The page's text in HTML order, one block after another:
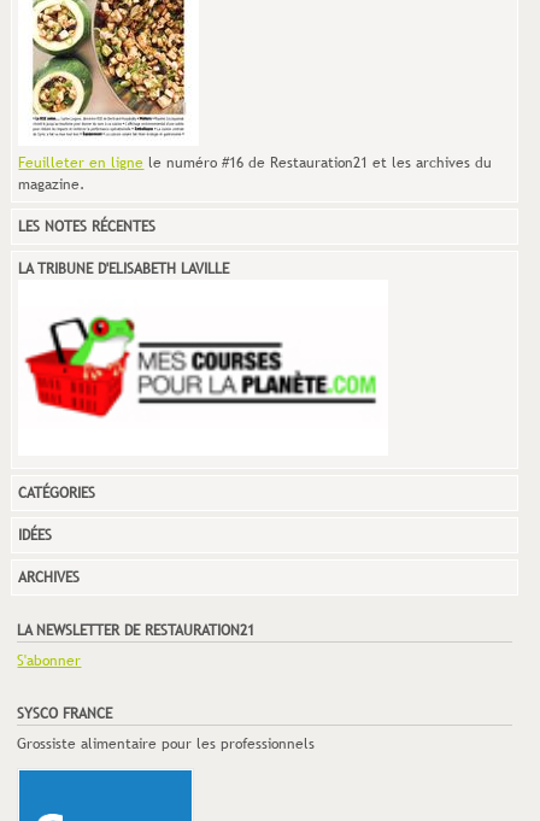
Feuilleter en ligne le numéro #16 de Restauration21 et les archives du
magazine.
LES NOTES RÉCENTES
LA TRIBUNE D'ELISABETH LAVILLE
CATÉGORIES
IDÉES
ARCHIVES
LA NEWSLETTER DE RESTAURATION21
S'abonner
SYSCO FRANCE
Grossiste alimentaire pour les professionnels